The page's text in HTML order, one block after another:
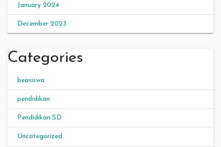
January 2024
December 2023
Categories
beasiswa
pendidikan
Pendidikan SD
Uncategorized